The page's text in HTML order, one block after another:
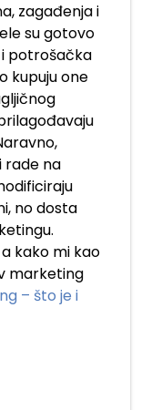
zagađenja i
su gotovo
potrošačka
kupuju one
rade na
no dosta
kako mi kao
marketing
– što je i